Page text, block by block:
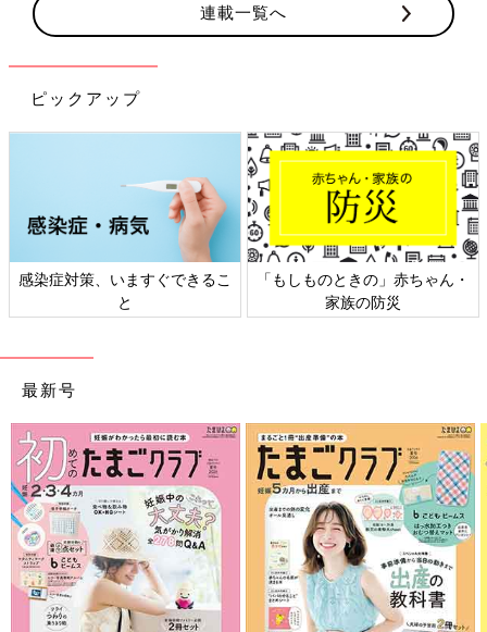
連載一覧へ
ピックアップ
感染症対策、いますぐできるこ
と
「もしものときの」赤ちゃん・
家族の防災
最新号